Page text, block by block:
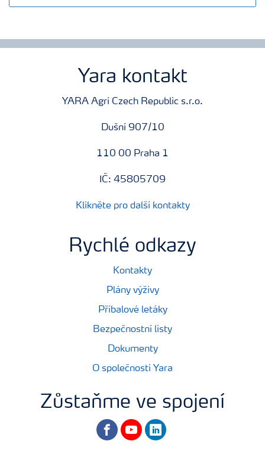
Yara kontakt
YARA Agri Czech Republic s.r.o.
Dušní 907/10
110 00 Praha 1
IČ: 45805709
Klikněte pro další kontakty
Rychlé odkazy
Kontakty
Plány výživy
Příbalové letáky
Bezpečnostní listy
Dokumenty
O společnosti Yara
Zůstaňme ve spojení
facebookyoutubelinkedin